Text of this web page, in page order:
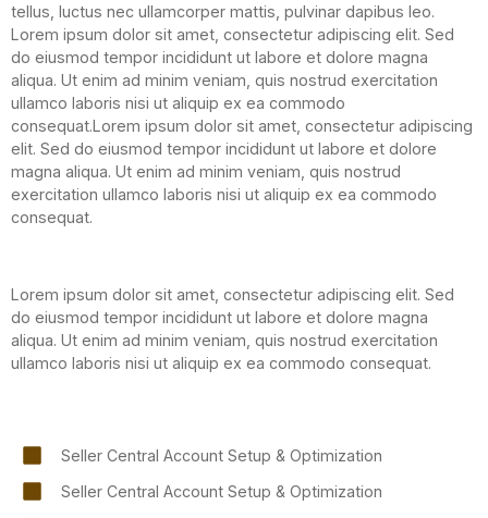
tellus, luctus nec ullamcorper mattis, pulvinar dapibus leo.
Lorem ipsum dolor sit amet, consectetur adipiscing elit. Sed
do eiusmod tempor incididunt ut labore et dolore magna
aliqua. Ut enim ad minim veniam, quis nostrud exercitation
ullamco laboris nisi ut aliquip ex ea commodo
consequat.Lorem ipsum dolor sit amet, consectetur adipiscing
elit. Sed do eiusmod tempor incididunt ut labore et dolore
magna aliqua. Ut enim ad minim veniam, quis nostrud
exercitation ullamco laboris nisi ut aliquip ex ea commodo
consequat.
Lorem ipsum dolor sit amet, consectetur adipiscing elit. Sed
do eiusmod tempor incididunt ut labore et dolore magna
aliqua. Ut enim ad minim veniam, quis nostrud exercitation
ullamco laboris nisi ut aliquip ex ea commodo consequat.
Seller Central Account Setup & Optimization
Seller Central Account Setup & Optimization